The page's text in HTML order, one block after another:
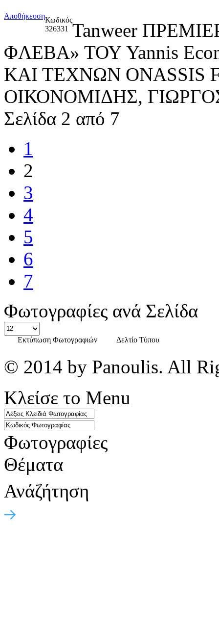
ΑποθήκευσηΚωδικός
326331
Tanweer
ΦΛΕΒΑ» ΤΟΥ Yannis
ΚΑΙ ΤΕΧΝΩΝ ONASSIS
ΟΙΚΟΝΟΜΙΔΗΣ,
Σελίδα 2 από 7
1
2
3
4
5
6
7
Φωτογραφίες ανά Σελίδα
Εκτύπωση Φωτογραφιών Δελτίο Τύπου
© 2014 by Panoulis. All
Κλείσε το Menu
Φωτογραφίες
Θέματα
Ανάζήτηση